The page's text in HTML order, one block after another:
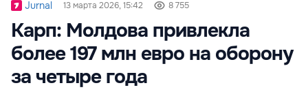
Jurnal 13 марта 2026, 15:42 8 755
Карп: Молдова привлекла
более 197 млн евро на оборону
за четыре года